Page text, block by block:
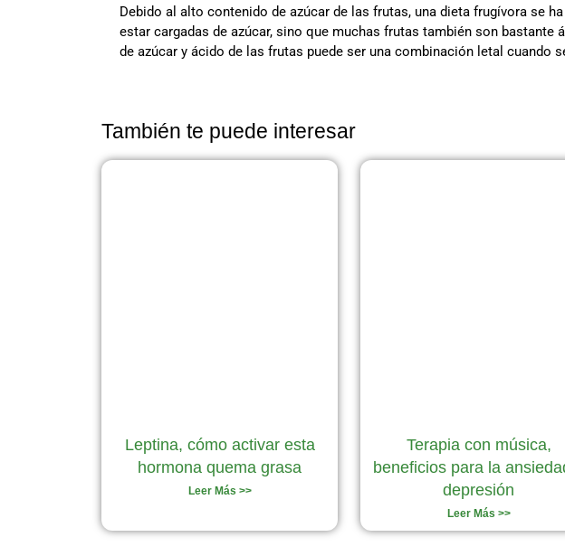
Debido al alto contenido de azúcar de las frutas, una dieta frugívora se
estar cargadas de azúcar, sino que muchas frutas también son
de azúcar y ácido de las frutas puede ser una combinación letal cuando
También te puede interesar
Leptina, cómo activar esta
hormona quema grasa
Leer Más >>
Terapia con música,
beneficios para la
depresión
Leer Más >>